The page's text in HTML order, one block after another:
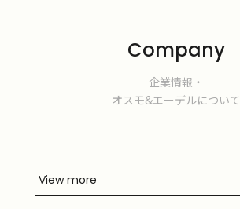
Company
企業情報・
オスモ&エーデルについて
View more